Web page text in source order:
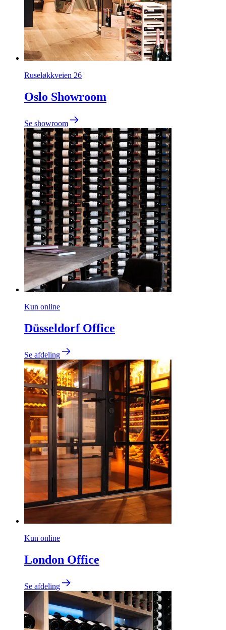
Ruseløkkveien 26
Oslo Showroom
Se showroom
Kun online
Düsseldorf Office
Se afdeling
Kun online
London Office
Se afdeling